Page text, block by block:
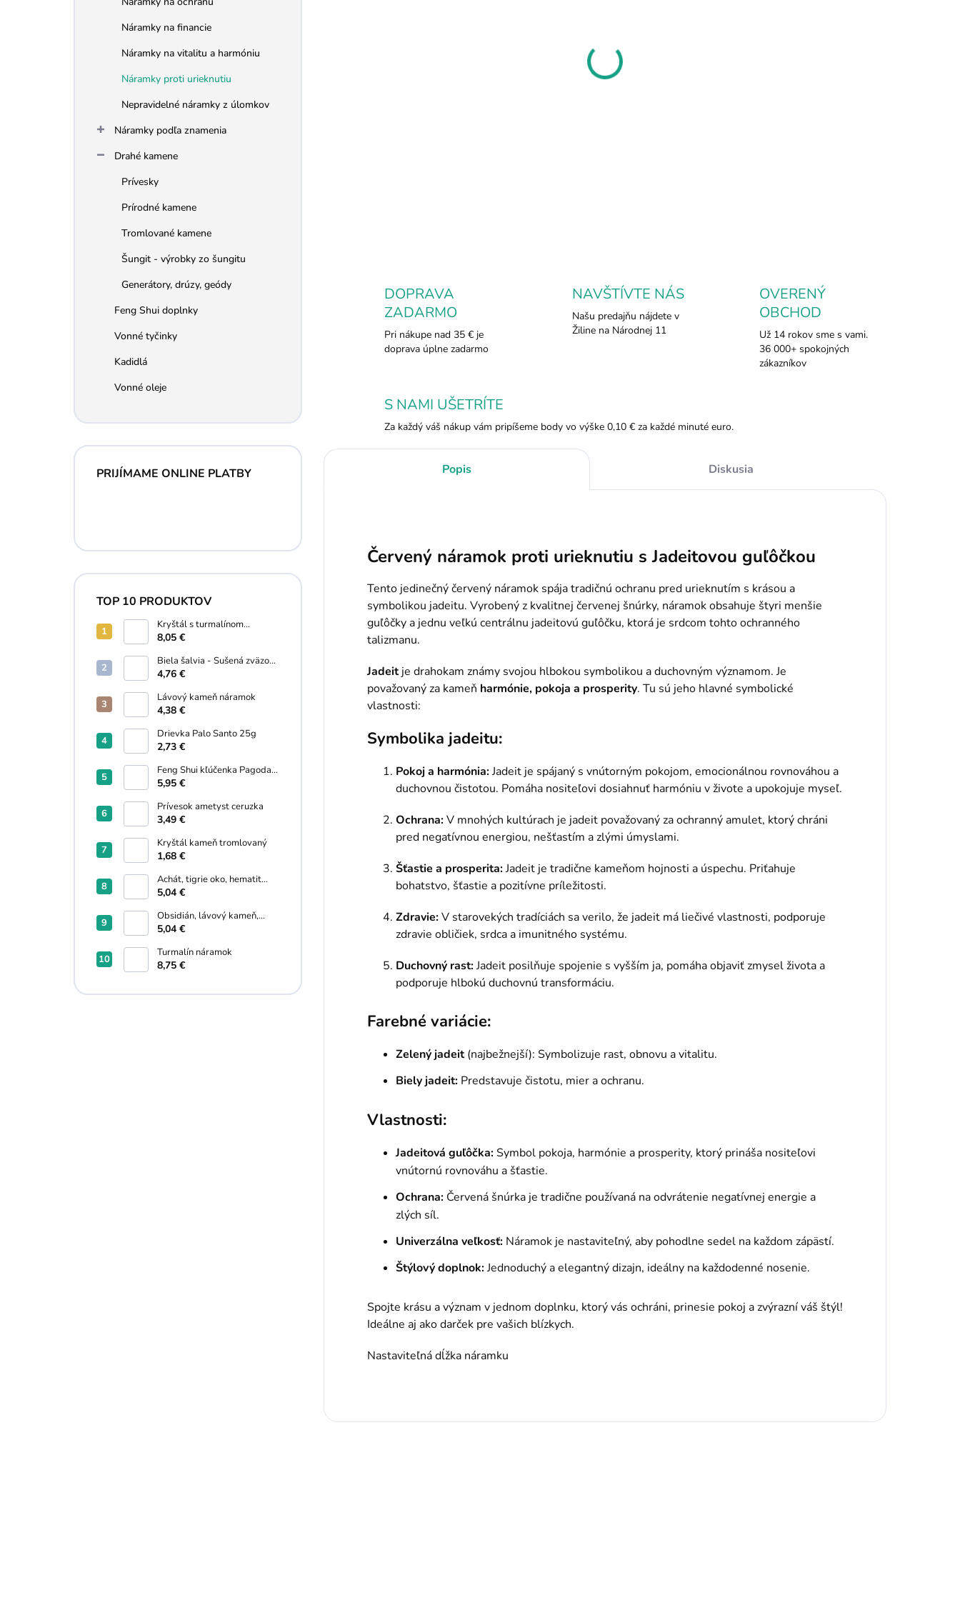
Náramky na financie
Náramky na vitalitu a harmóniu
Náramky proti urieknutiu
Nepravidelné náramky z úlomkov
Náramky podľa znamenia
Drahé kamene
Prívesky
Prírodné kamene
Tromlované kamene
Šungit - výrobky zo šungitu
Generátory, drúzy, geódy
Feng Shui doplnky
Vonné tyčinky
Kadidlá
Vonné oleje
PRIJÍMAME ONLINE PLATBY
TOP 10 PRODUKTOV
Kryštál s turmalínom
náramok
8,05 €
Biela šalvia - Sušená zväzok
30g
4,76 €
Lávový kameň náramok
4,38 €
Drievka Palo Santo 25g
2,73 €
Feng Shui kľúčenka Pagoda,
Wu lou, Kaligrafický štetec
5,95 €
Prívesok ametyst ceruzka
3,49 €
Kryštál kameň tromlovaný
1,68 €
Achát, tigrie oko, hematit
náramok
5,04 €
Obsidián, lávový kameň,
hematit náramok
5,04 €
Turmalín náramok
8,75 €
DOPRAVA
ZADARMO
Pri nákupe nad 35 € je
doprava úplne zadarmo
NAVŠTÍVTE NÁS
Našu predajňu nájdete v
Žiline na Národnej 11
OVERENÝ
OBCHOD
Už 14 rokov sme s vami.
36 000+ spokojných
zákazníkov
S NAMI UŠETRÍTE
Za každý váš nákup vám pripíšeme body vo výške 0,10 € za každé minuté euro.
Popis Diskusia
Červený náramok proti urieknutiu s Jadeitovou guľôčkou
Tento jedinečný červený náramok spája tradičnú ochranu pred urieknutím s krásou a
symbolikou jadeitu. Vyrobený z kvalitnej červenej šnúrky, náramok obsahuje štyri menšie
guľôčky a jednu veľkú centrálnu jadeitovú guľôčku, ktorá je srdcom tohto ochranného
talizmanu.
Jadeitje drahokam známy svojou hlbokou symbolikou a duchovným významom. Je
považovaný za kameň harmónie, pokoja a prosperity. Tu sú jeho hlavné symbolické
vlastnosti:
Symbolika jadeitu:
Pokoj a harmónia:Jadeit je spájaný s vnútorným pokojom, emocionálnou rovnováhou a
duchovnou čistotou. Pomáha nositeľovi dosiahnuť harmóniu v živote a upokojuje myseľ.
Ochrana:V mnohých kultúrach je jadeit považovaný za ochranný amulet, ktorý chráni
pred negatívnou energiou, nešťastím a zlými úmyslami.
Šťastie a prosperita:Jadeit je tradične kameňom hojnosti a úspechu. Priťahuje
bohatstvo, šťastie a pozitívne príležitosti.
Zdravie:V starovekých tradíciách sa verilo, že jadeit má liečivé vlastnosti, podporuje
zdravie obličiek, srdca a imunitného systému.
Duchovný rast:Jadeit posilňuje spojenie s vyšším ja, pomáha objaviť zmysel života a
podporuje hlbokú duchovnú transformáciu.
Farebné variácie:
Zelený jadeit(najbežnejší): Symbolizuje rast, obnovu a vitalitu.
Biely jadeit: Predstavuje čistotu, mier a ochranu.
Vlastnosti:
Jadeitová guľôčka:Symbol pokoja, harmónie a prosperity, ktorý prináša nositeľovi
vnútornú rovnováhu a šťastie.
Ochrana: Červená šnúrka je tradične používaná na odvrátenie negatívnej energie a
zlých síl.
Univerzálna veľkosť: Náramok je nastaviteľný, aby pohodlne sedel na každom zápästí.
Štýlový doplnok:Jednoduchý a elegantný dizajn, ideálny na každodenné nosenie.
Spojte krásu a význam v jednom doplnku, ktorý vás ochráni, prinesie pokoj a zvýrazní váš štýl!
Ideálne aj ako darček pre vašich blízkych.
Nastaviteľná dĺžka náramku